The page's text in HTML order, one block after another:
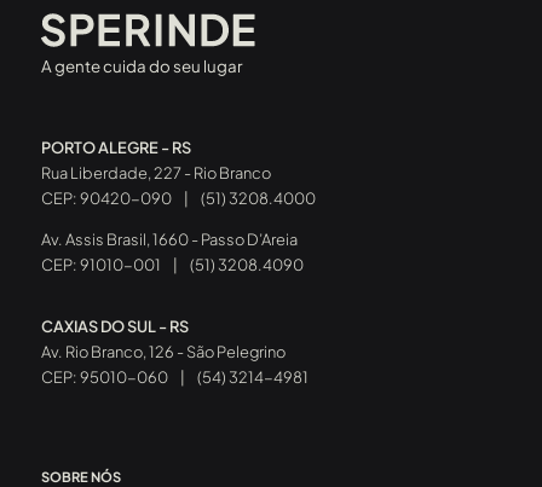
A gente cuida do seu lugar
PORTO ALEGRE - RS
Rua Liberdade, 227 - Rio Branco
CEP: 90420-090
(51) 3208.4000
Av. Assis Brasil, 1660 - Passo D’Areia
CEP: 91010-001
(51) 3208.4090
CAXIAS DO SUL - RS
Av. Rio Branco, 126 - São Pelegrino
CEP: 95010-060
(54) 3214-4981
SOBRE NÓS